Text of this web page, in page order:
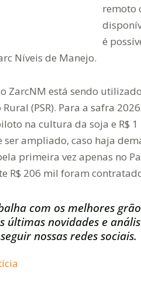
remoto
é
Níveis de Manejo.
ZarcNM está sendo
(PSR). Para a safra
na cultura da soja e R$
ser ampliado, caso haja
primeira vez apenas no
R$ 206 mil foram
com os melhores
últimas novidades e
nossas redes sociais.